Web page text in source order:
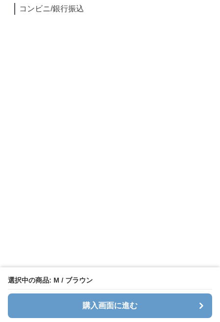
選択中の商品: M / ブラウン
購入画面に進む
コンビニ/銀行振込